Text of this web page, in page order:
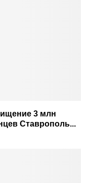
3 млн
Ставрополь...